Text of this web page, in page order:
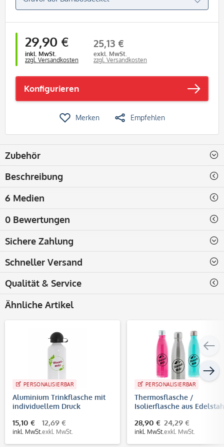
29,90 €
inkl. MwSt.
zzgl. Versandkosten
25,13 €
exkl. MwSt.
zzgl. Versandkosten
Konfigurieren
Merken Empfehlen
Zubehör
Beschreibung
6 Medien
0 Bewertungen
Sichere Zahlung
Schneller Versand
Qualität & Service
Ähnliche Artikel
PERSONALISIERBAR
Aluminium Trinkflasche mit
individuellem Druck
15,10 €
inkl. MwSt.
12,69 €
exkl. MwSt.
PERSONALISIERBAR
Thermosflasche /
Isolierflasche aus
Schwarzdruck
28,90 €
inkl. MwSt.
24,29 €
exkl. MwSt.